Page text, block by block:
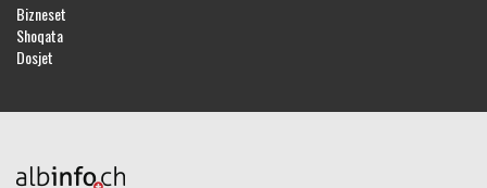
Bizneset
Shoqata
Dosjet